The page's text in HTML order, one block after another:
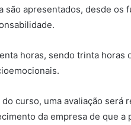
são apresentados, desde os
horas, sendo trinta
curso, uma avaliação será
da empresa de que